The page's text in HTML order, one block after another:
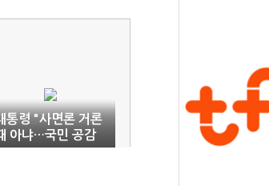
통령 "사면론 거론
아냐…국민 공감
우선"